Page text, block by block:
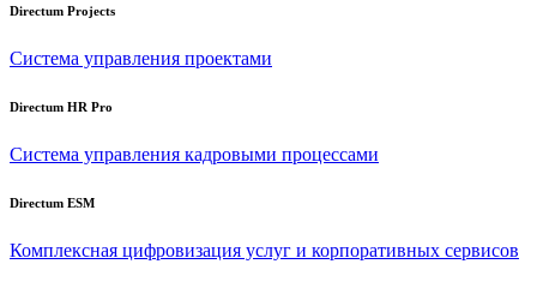
Directum Projects
Система управления проектами
Directum HR Pro
Система управления кадровыми процессами
Directum ESM
Комплексная цифровизация услуг и корпоративных сервисов